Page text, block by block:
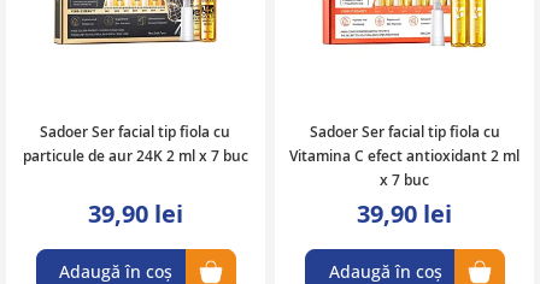
Sadoer Ser facial tip fiola cu
particule de aur 24K 2 ml x 7 buc
39,90 lei
Adaugă în coș
Sadoer Ser facial tip fiola cu
Vitamina C efect antioxidant 2 ml
x 7 buc
39,90 lei
Adaugă în coș